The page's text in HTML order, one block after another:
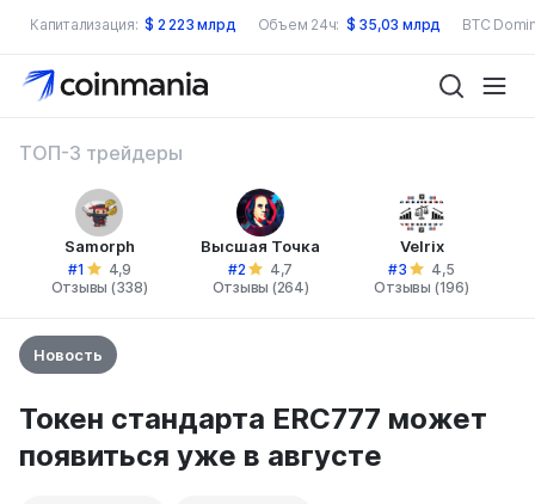
Капитализация: $ 2 223 млрд Объем 24ч: $ 35,03 млрд BTC
ТОП-3 трейдеры
Samorph
#1
4,9
Отзывы (338)
Высшая Точка
#2
4,7
Отзывы (264)
Velrix
#3
4,5
Отзывы (196)
Новость
Токен стандарта ERC777 может
появиться уже в августе